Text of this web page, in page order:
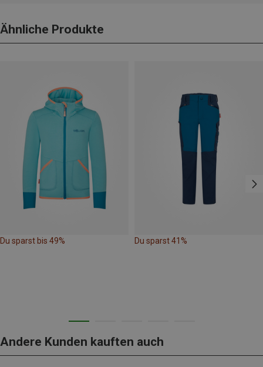
Ähnliche Produkte
Du sparst bis 49% Du sparst 41%
Andere Kunden kauften auch